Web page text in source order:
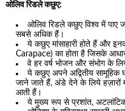
ओलिव रिडले कछुए:
ओलिव रिडले कछुए विश्व में
सबसे अधिक हैं।
ये कछुए मांसाहारी होते हैं और
Carapace) का होता है जिसके
वे हर वर्ष भोजन और संभोग के
ये कछुए अपने अद्वितीय सामूहिक
जाने जाते हैं, अंडे देने के लिये हज़ारों
आती हैं।
ये मुख्य रूप से प्रशांत, अटलांटिक